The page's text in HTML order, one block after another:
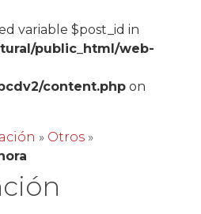
variable $post_id in
public_html/web-
content.phpon
» Otros»